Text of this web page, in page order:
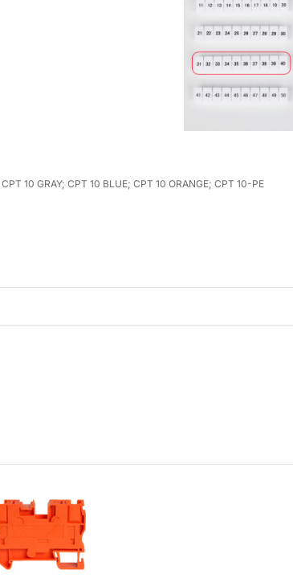
CPT 10 GRAY; CPT 10 BLUE; CPT 10 ORANGE; CPT 10-PE